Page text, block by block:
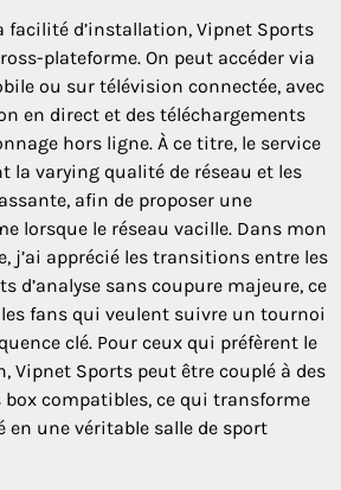
facilité d’installation, Vipnet Sports
plateforme. On peut accéder via
ou sur télévision connectée, avec
en direct et des téléchargements
hors ligne. À ce titre, le service
la varying qualité de réseau et les
afin de proposer une
lorsque le réseau vacille. Dans mon
j’ai apprécié les transitions entre les
d’analyse sans coupure majeure, ce
fans qui veulent suivre un tournoi
clé. Pour ceux qui préfèrent le
Vipnet Sports peut être couplé à des
box compatibles, ce qui transforme
en une véritable salle de sport